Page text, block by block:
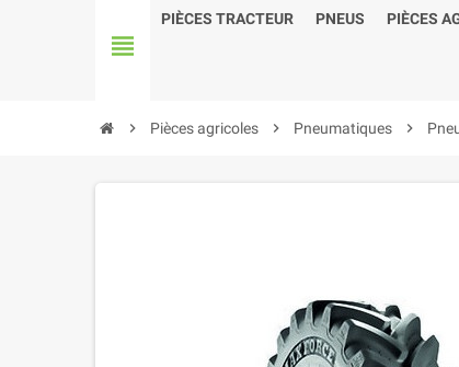
view_headline
PIÈCES TRACTEUR PNEUS PIÈCES
chevron_right Pièces agricoles chevron_right Pneumatiques chevron_right